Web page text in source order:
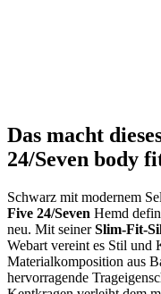
Das macht
24/Seven body
Schwarz mit modernem
Five 24/Seven Hemd
neu. Mit seinerSlim-Fit-
Webart vereint es Stil
Materialkomposition aus
hervorragende